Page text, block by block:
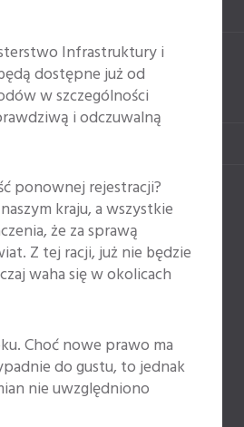
Infrastruktury i
dostępne już od
w szczególności
i odczuwalną
ponownej rejestracji?
kraju, a wszystkie
że za sprawą
Z tej racji, już nie będzie
waha się w okolicach
Choć nowe prawo ma
do gustu, to jednak
nie uwzględniono